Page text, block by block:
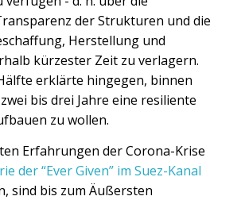
der Strukturen und die
Herstellung und
kürzester Zeit zu verlagern.
erklärte hingegen, binnen
bis drei Jahre eine resiliente
zu wollen.
Erfahrungen der Corona-Krise
der “Ever Given” im Suez-Kanal
sind bis zum Äußersten